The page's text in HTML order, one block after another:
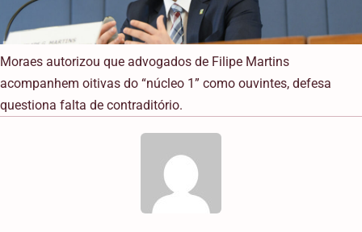
Moraes autorizou que advogados de Filipe Martins
acompanhem oitivas do “núcleo 1” como ouvintes, defesa
questiona falta de contraditório.